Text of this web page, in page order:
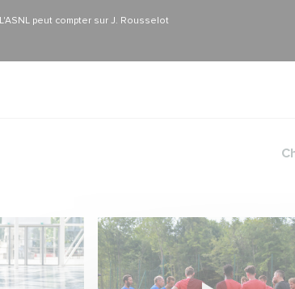
L'ASNL peut compter sur J. Rousselot